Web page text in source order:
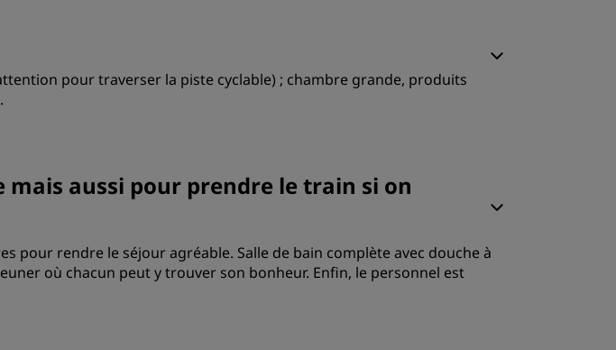
pour traverser la piste cyclable) ; chambre grande, produits
aussi pour prendre le train si on
pour rendre le séjour agréable. Salle de bain complète avec douche à
où chacun peut y trouver son bonheur. Enfin, le personnel est